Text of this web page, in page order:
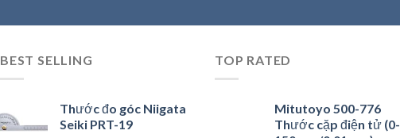
BEST SELLING
Thước đo góc Niigata
Seiki PRT-19
TOP RATED
Mitutoyo 500-776
Thước cặp điện tử (0-